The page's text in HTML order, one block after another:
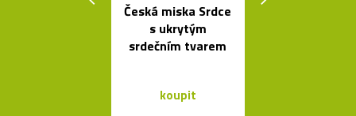
Česká miska Srdce
s ukrytým
srdečním tvarem
koupit